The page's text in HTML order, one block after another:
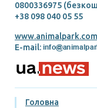
0800336975
+38 098 040 05 55
E-mail:
Головна